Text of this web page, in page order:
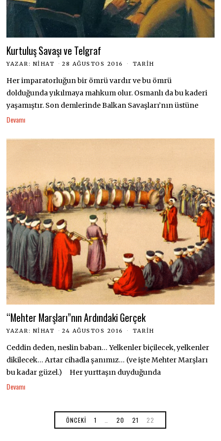
Kurtuluş Savaşı ve Telgraf
YAZAR: NIHAT 28 AĞUSTOS 2016 TARIH
Her imparatorluğun bir ömrü vardır ve bu ömrü
dolduğunda yıkılmaya mahkum olur. Osmanlı da bu kaderi
yaşamıştır. Son demlerinde Balkan Savaşları’nın üstüne
Devamı
“Mehter Marşları”nın Ardındaki Gerçek
YAZAR: NIHAT 24 AĞUSTOS 2016 TARIH
Ceddin deden, neslin baban… Yelkenler biçilecek, yelkenler
dikilecek… Artar cihadla şanımız… (ve işte Mehter Marşları
bu kadar güzel.) Her yurttaşın duyduğunda
Devamı
ÖNCEKI 1 20 21 22